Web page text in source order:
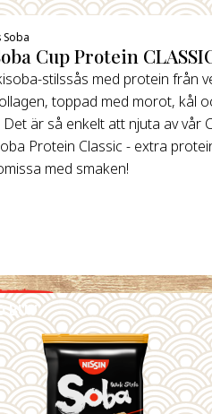
Cup Protein
stilssås med protein från
toppad med morot, kål
Det är så enkelt att njuta av vår
Protein Classic - extra
med smaken!
BUY
DETAILS